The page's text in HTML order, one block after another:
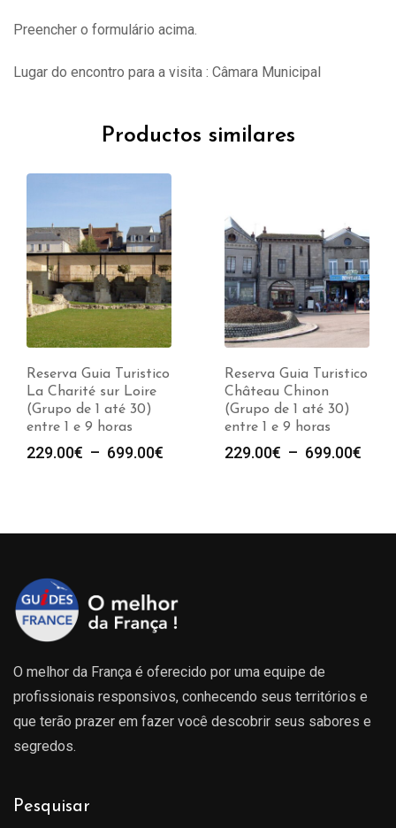
Preencher o formulário acima.
Lugar do encontro para a visita : Câmara Municipal
Productos similares
Reserva Guia Turistico
La Charité sur Loire
(Grupo de 1 até 30)
entre 1 e 9 horas
229.00€ – 699.00€
à
Reserva Guia Turistico
Château Chinon
(Grupo de 1 até 30)
entre 1 e 9 horas
229.00€ – 699.00€
à
O melhor da França é oferecido por uma equipe de
profissionais responsivos, conhecendo seus territórios e
que terão prazer em fazer você descobrir seus sabores e
segredos.
Pesquisar